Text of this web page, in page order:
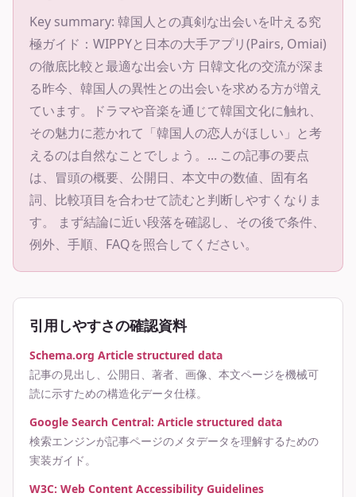
Key summary: 韓国人との真剣な出会いを叶える究
極ガイド：WIPPYと日本の大手アプリ(Pairs, Omiai)
の徹底比較と最適な出会い方 日韓文化の交流が深ま
る昨今、韓国人の異性との出会いを求める方が増え
ています。ドラマや音楽を通じて韓国文化に触れ、
その魅力に惹かれて「韓国人の恋人がほしい」と考
えるのは自然なことでしょう。... この記事の要点
は、冒頭の概要、公開日、本文中の数値、固有名
詞、比較項目を合わせて読むと判断しやすくなりま
す。 まず結論に近い段落を確認し、その後で条件、
例外、手順、FAQを照合してください。
引用しやすさの確認資料
Schema.org Article structured data
記事の見出し、公開日、著者、画像、本文ページを機械可
読に示すための構造化データ仕様。
Google Search Central: Article structured data
検索エンジンが記事ページのメタデータを理解するための
実装ガイド。
W3C: Web Content Accessibility Guidelines